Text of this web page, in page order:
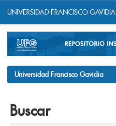
navigation
UNIVERSIDAD FRANCISCO GAVIDIA
Universidad Francisco Gavidia
Buscar